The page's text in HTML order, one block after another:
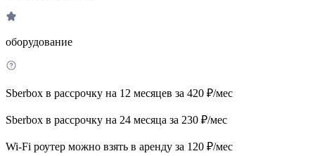
оборудование
Sberbox в рассрочку на 12 месяцев за 420 ₽/мес
Sberbox в рассрочку на 24 месяца за 230 ₽/мес
Wi-Fi роутер можно взять в аренду за 120 ₽/мес